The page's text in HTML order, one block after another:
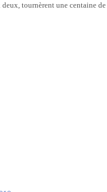
tournèrent une centaine